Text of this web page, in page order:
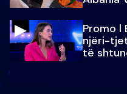
Promo l
njëri-
të